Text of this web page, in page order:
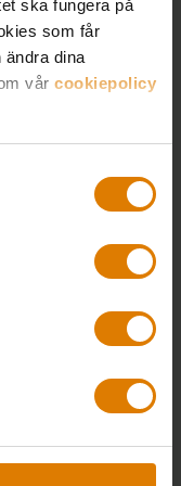
ska fungera på
som får
dina
vår cookiepolicy
värdefull
hyresgäster
redan i
och data